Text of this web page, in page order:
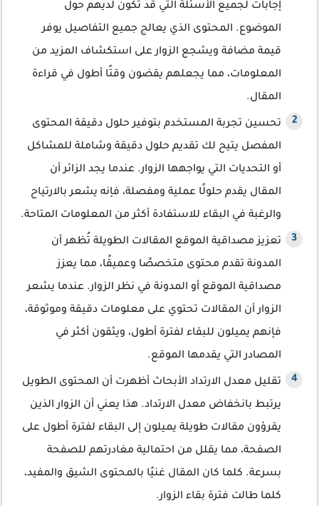
إجابات لجميع الأسئلة التي قد تكون لديهم حول
الموضوع. المحتوى الذي يعالج جميع التفاصيل يوفر
قيمة مضافة ويشجع الزوار على استكشاف المزيد من
المعلومات، مما يجعلهم يقضون وقتًا أطول في قراءة
المقال.
تحسين تجربة المستخدم بتوفير حلول دقيقة المحتوى
المفصل يتيح لك تقديم حلول دقيقة وشاملة للمشاكل
أو التحديات التي يواجهها الزوار. عندما يجد الزائر أن
المقال يقدم حلولًا عملية ومفصلة، فإنه يشعر بالارتياح
والرغبة في البقاء للاستفادة أكثر من المعلومات المتاحة.
تعزيز مصداقية الموقع المقالات الطويلة تُظهر أن
المدونة تقدم محتوى متخصصًا وعميقًا، مما يعزز
مصداقية الموقع أو المدونة في نظر الزوار. عندما يشعر
الزوار أن المقالات تحتوي على معلومات دقيقة وموثوقة،
فإنهم يميلون للبقاء لفترة أطول، ويثقون أكثر في
المصادر التي يقدمها الموقع.
تقليل معدل الارتداد الأبحاث أظهرت أن المحتوى الطويل
يرتبط بانخفاض معدل الارتداد. هذا يعني أن الزوار الذين
يقرؤون مقالات طويلة يميلون إلى البقاء لفترة أطول على
الصفحة، مما يقلل من احتمالية مغادرتهم للصفحة
بسرعة. كلما كان المقال غنيًا بالمحتوى الشيق والمفيد،
كلما طالت فترة بقاء الزوار.